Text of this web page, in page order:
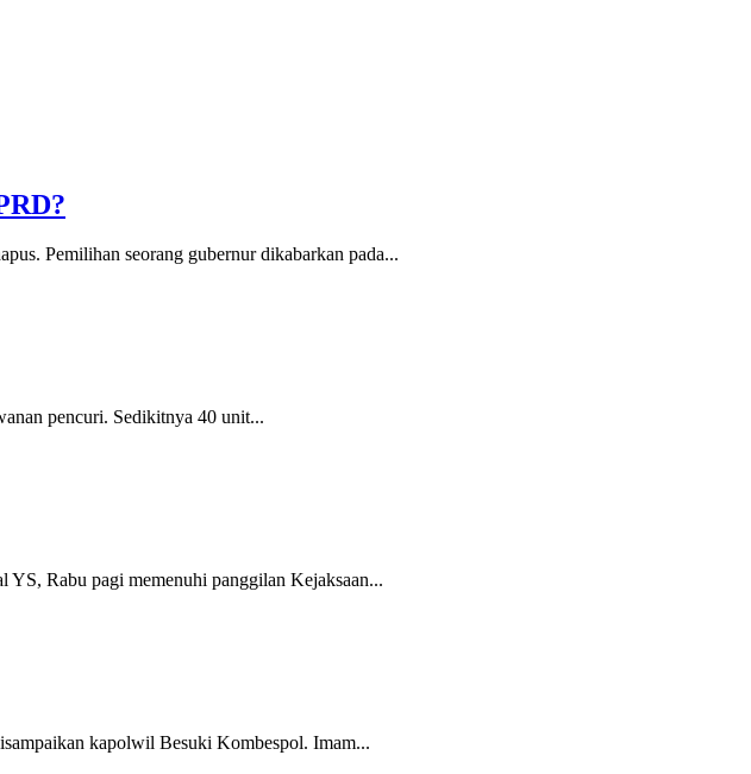
Pemilihan seorang gubernur dikabarkan pada...
pencuri. Sedikitnya 40 unit...
YS, Rabu pagi memenuhi panggilan Kejaksaan...
kapolwil Besuki Kombespol. Imam...